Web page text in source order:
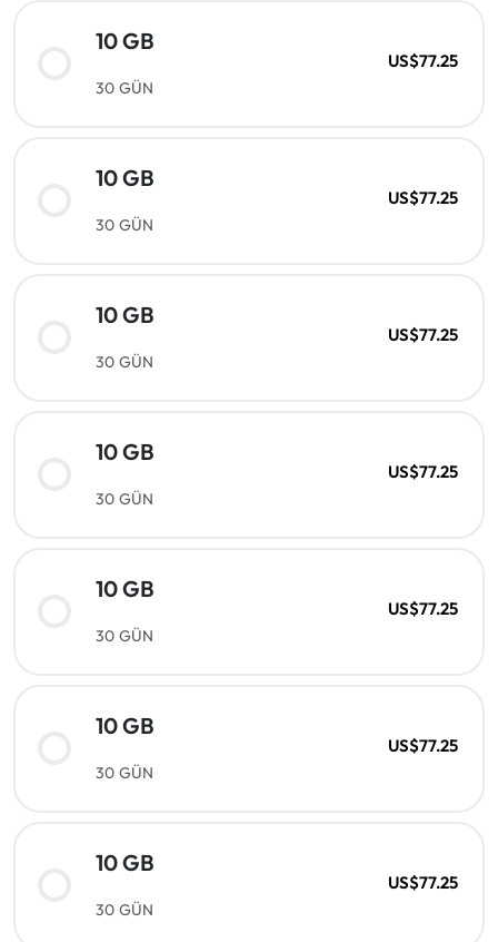
10 GB
30 GÜN
US$77.25
10 GB
30 GÜN
US$77.25
10 GB
30 GÜN
US$77.25
10 GB
30 GÜN
US$77.25
10 GB
30 GÜN
US$77.25
10 GB
30 GÜN
US$77.25
10 GB
30 GÜN
US$77.25